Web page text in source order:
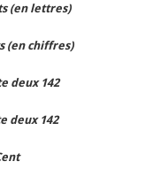
(en lettres)
(en chiffres)
deux 142
deux 142